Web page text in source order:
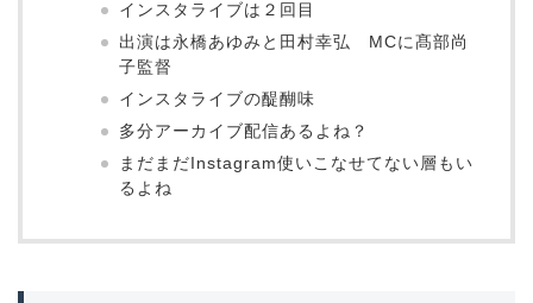
インスタライブは２回目
出演は永橋あゆみと田村幸弘 MCに髙部尚
子監督
インスタライブの醍醐味
多分アーカイブ配信あるよね？
まだまだInstagram使いこなせてない層もい
るよね